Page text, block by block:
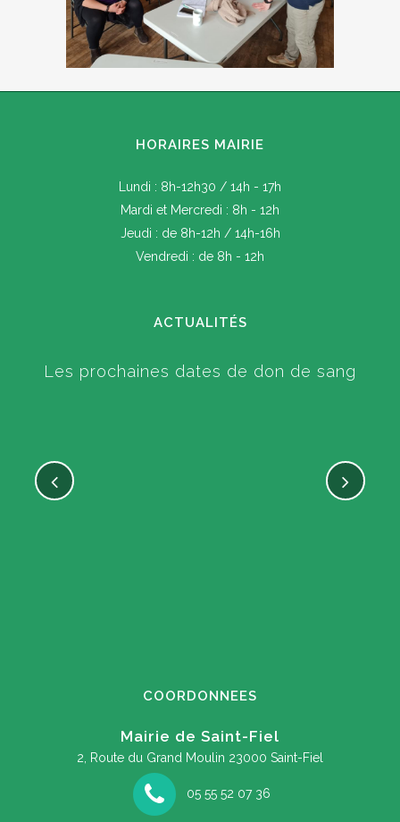
HORAIRES MAIRIE
Lundi : 8h-12h30 / 14h - 17h
Mardi et Mercredi : 8h - 12h
Jeudi : de 8h-12h / 14h-16h
Vendredi : de 8h - 12h
ACTUALITÉS
Les prochaines dates de don de sang
COORDONNEES
Mairie de Saint-Fiel
2, Route du Grand Moulin 23000 Saint-Fiel
05 55 52 07 36